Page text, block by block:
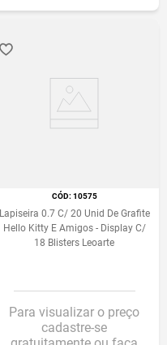
:10575
Lapiseira 0.7 C/ 20 Unid De Grafite
Hello Kitty E Amigos - Display C/
18 Blisters Leoarte
Para visualizar o preço
cadastre-se